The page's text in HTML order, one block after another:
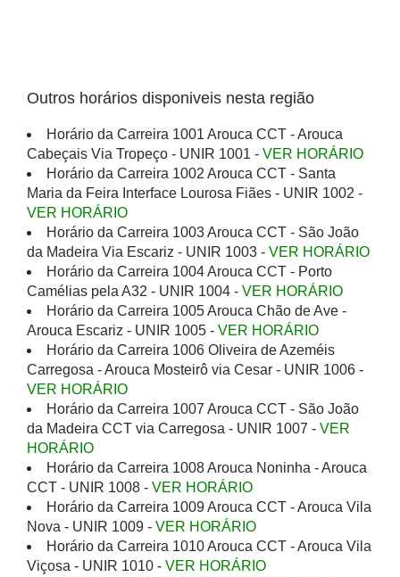
Outros horários disponiveis nesta região
Horário da Carreira 1001 Arouca CCT - Arouca
Cabeçais Via Tropeço - UNIR 1001 - VER HORÁRIO
Horário da Carreira 1002 Arouca CCT - Santa
Maria da Feira Interface Lourosa Fiães - UNIR 1002 -
VER HORÁRIO
Horário da Carreira 1003 Arouca CCT - São João
da Madeira Via Escariz - UNIR 1003 - VER HORÁRIO
Horário da Carreira 1004 Arouca CCT - Porto
Camélias pela A32 - UNIR 1004 - VER HORÁRIO
Horário da Carreira 1005 Arouca Chão de Ave -
Arouca Escariz - UNIR 1005 - VER HORÁRIO
Horário da Carreira 1006 Oliveira de Azeméis
Carregosa - Arouca Mosteirô via Cesar - UNIR 1006 -
VER HORÁRIO
Horário da Carreira 1007 Arouca CCT - São João
da Madeira CCT via Carregosa - UNIR 1007 - VER
HORÁRIO
Horário da Carreira 1008 Arouca Noninha - Arouca
CCT - UNIR 1008 - VER HORÁRIO
Horário da Carreira 1009 Arouca CCT - Arouca Vila
Nova - UNIR 1009 - VER HORÁRIO
Horário da Carreira 1010 Arouca CCT - Arouca Vila
Viçosa - UNIR 1010 - VER HORÁRIO